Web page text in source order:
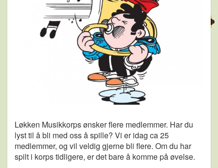
Løkken Musikkorps ønsker flere medlemmer. Har du
lyst til å bli med oss å spille? Vi er idag ca 25
medlemmer, og vil veldig gjerne bli flere. Om du har
spilt i korps tidligere, er det bare å komme på øvelse.